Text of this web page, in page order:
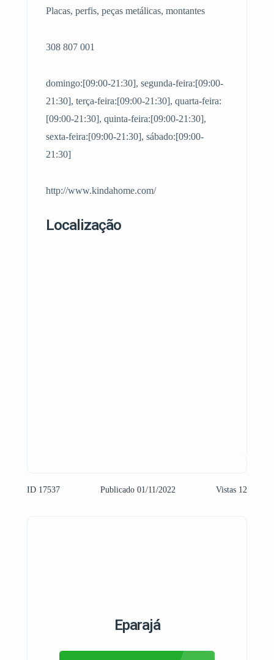
Placas, perfis, peças metálicas, montantes
308 807 001
domingo:[09:00-21:30], segunda-feira:[09:00-
21:30], terça-feira:[09:00-21:30], quarta-feira:
[09:00-21:30], quinta-feira:[09:00-21:30],
sexta-feira:[09:00-21:30], sábado:[09:00-
21:30]
http://www.kindahome.com/
Localização
ID 17537 Publicado 01/11/2022 Vistas 12
Eparajá